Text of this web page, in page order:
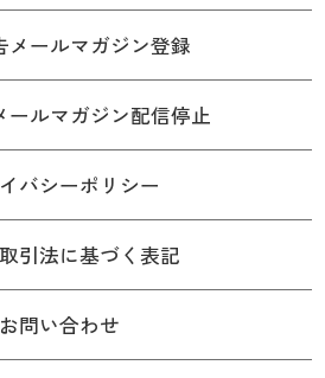
メールマガジン登録
ールマガジン配信停止
バシーポリシー
引法に基づく表記
お問い合わせ